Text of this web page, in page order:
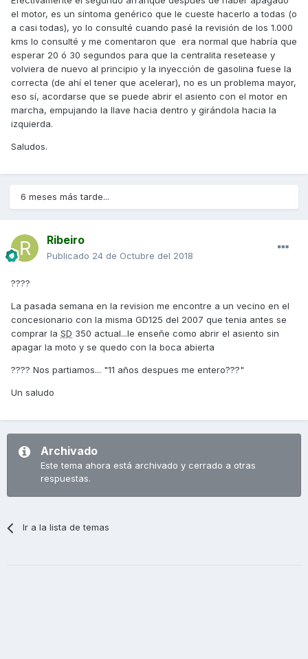
el motor, es un síntoma genérico que le cueste hacerlo a todas (o
a casi todas), yo lo consulté cuando pasé la revisión de los 1.000
kms lo consulté y me comentaron que era normal que habría que
esperar 20 ó 30 segundos para que la centralita resetease y
volviera de nuevo al principio y la inyección de gasolina fuese la
correcta (de ahí el tener que acelerar), no es un problema mayor,
eso sí, acordarse que se puede abrir el asiento con el motor en
marcha, empujando la llave hacia dentro y girándola hacia la
izquierda.
Saludos.
6 meses más tarde...
Ribeiro
Publicado 24 de Octubre del 2018
????
La pasada semana en la revision me encontre a un vecino en el
concesionario con la misma GD125 del 2007 que tenia antes se
comprar la SD 350 actual...le enseñe como abrir el asiento sin
apagar la moto y se quedo con la boca abierta
???? Nos partiamos... "11 años despues me entero???"
Un saludo
Archivado
Este tema ahora está archivado y cerrado a otras
respuestas.
Ir a la lista de temas